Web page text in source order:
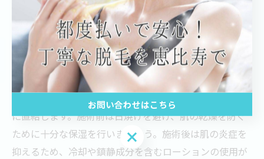
配慮があるサロンは通いやすさを高めます。これらのポ
イントを押さえることで、男性でも肌への負担を抑えた
脱毛が可能です。
脱毛の施術前後に意識したい肌ケアのコツ
脱毛施術の前後には肌ケアを意識することが肌負担軽減
に直結します。施術前は日焼けを避け、肌の乾燥を防ぐ
ために十分な保湿を行いましょう。施術後は肌の炎症を
抑えるため、冷却や鎮静成分を含むローションの使用が
お問い合わせはこちら
お問い合わせはこちら